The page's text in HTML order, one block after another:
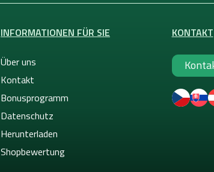
INFORMATIONEN FÜR SIE
Über uns
Kontakt
Bonusprogramm
Datenschutz
Herunterladen
Shopbewertung
KONTAKT